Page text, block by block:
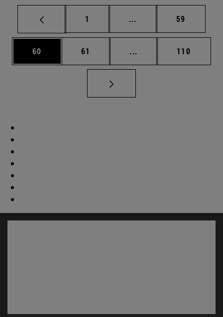
Página
1 ... Páginas intermedias
Página
59
Página
60 Página
61 ... Páginas intermedias
Página
110